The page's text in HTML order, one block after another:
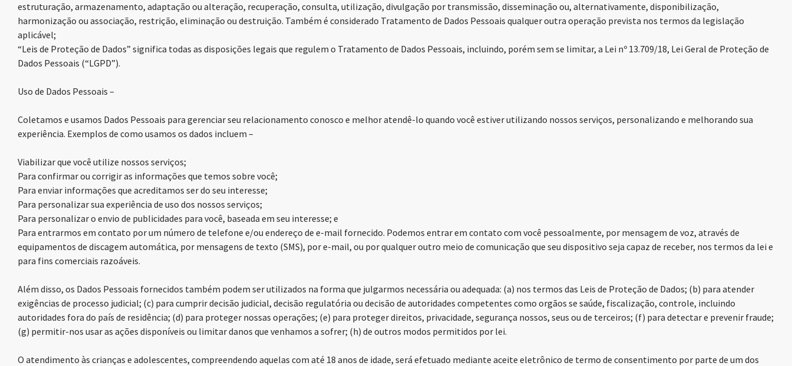
estruturação, armazenamento, adaptação ou alteração, recuperação, consulta, utilização, divulgação por transmissão, disseminação ou, alternativamente, disponibilização,
harmonização ou associação, restrição, eliminação ou destruição. Também é considerado Tratamento de Dados Pessoais qualquer outra operação prevista nos termos da legislação
aplicável;
“Leis de Proteção de Dados” significa todas as disposições legais que regulem o Tratamento de Dados Pessoais, incluindo, porém sem se limitar, a Lei nº 13.709/18, Lei Geral de Proteção de
Dados Pessoais (“LGPD”).
Uso de Dados Pessoais –
Coletamos e usamos Dados Pessoais para gerenciar seu relacionamento conosco e melhor atendê-lo quando você estiver utilizando nossos serviços, personalizando e melhorando sua
experiência. Exemplos de como usamos os dados incluem –
Viabilizar que você utilize nossos serviços;
Para confirmar ou corrigir as informações que temos sobre você;
Para enviar informações que acreditamos ser do seu interesse;
Para personalizar sua experiência de uso dos nossos serviços;
Para personalizar o envio de publicidades para você, baseada em seu interesse; e
Para entrarmos em contato por um número de telefone e/ou endereço de e-mail fornecido. Podemos entrar em contato com você pessoalmente, por mensagem de voz, através de
equipamentos de discagem automática, por mensagens de texto (SMS), por e-mail, ou por qualquer outro meio de comunicação que seu dispositivo seja capaz de receber, nos termos da lei e
para fins comerciais razoáveis.
Além disso, os Dados Pessoais fornecidos também podem ser utilizados na forma que julgarmos necessária ou adequada: (a) nos termos das Leis de Proteção de Dados; (b) para atender
exigências de processo judicial; (c) para cumprir decisão judicial, decisão regulatória ou decisão de autoridades competentes como orgãos se saúde, fiscalização, controle, incluindo
autoridades fora do país de residência; (d) para proteger nossas operações; (e) para proteger direitos, privacidade, segurança nossos, seus ou de terceiros; (f) para detectar e prevenir fraude;
(g) permitir-nos usar as ações disponíveis ou limitar danos que venhamos a sofrer; (h) de outros modos permitidos por lei.
O atendimento às crianças e adolescentes, compreendendo aquelas com até 18 anos de idade, será efetuado mediante aceite eletrônico de termo de consentimento por parte de um dos